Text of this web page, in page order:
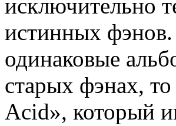
исключительно
истинных фэнов.
одинаковые
старых фэнах,
Acid», который